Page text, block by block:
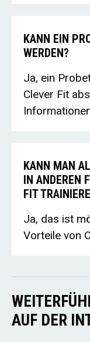
KANN EIN
WERDEN?
Ja, ein
Clever Fit
KANN MAN
IN ANDEREN
FIT
Ja, das ist
Vorteile von
AUF DER